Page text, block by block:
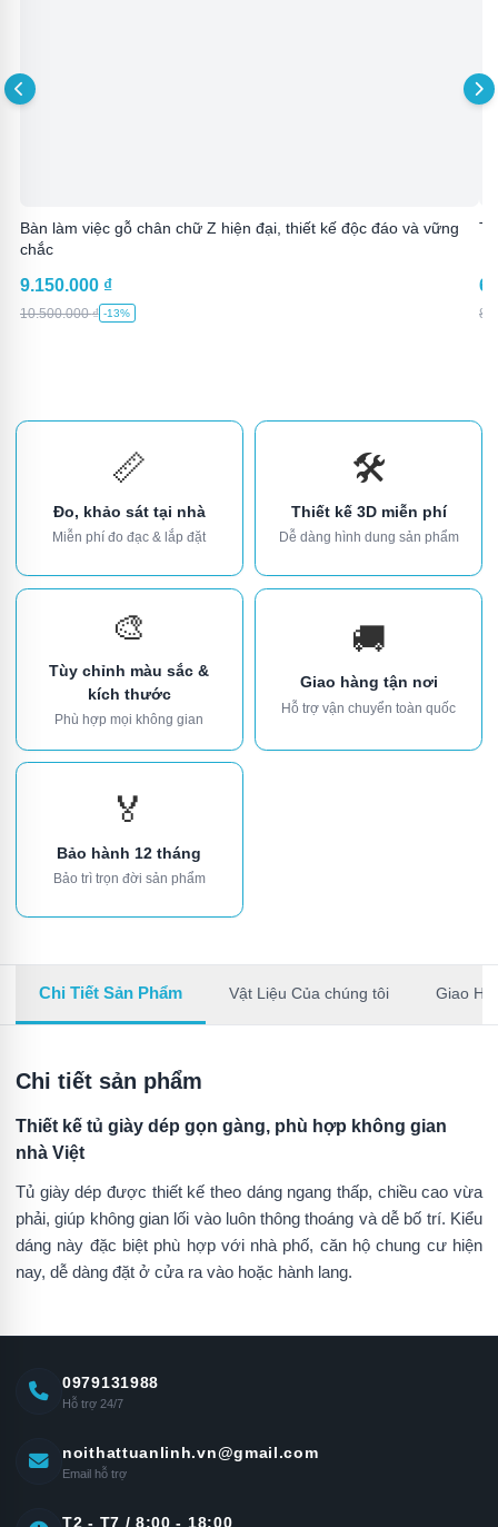
Bàn làm việc gỗ chân chữ Z hiện đại, thiết kế độc đáo và vững
chắc
9.150.000 ₫
10.500.000₫ -13%
📏
Đo, khảo sát tại nhà
Miễn phí đo đạc & lắp đặt
🛠️
Thiết kế 3D miễn phí
Dễ dàng hình dung sản phẩm
🎨
Tùy chỉnh màu sắc &
kích thước
Phù hợp mọi không gian
🚚
Giao hàng tận nơi
Hỗ trợ vận chuyển toàn quốc
🏅
Bảo hành 12 tháng
Bảo trì trọn đời sản phẩm
Chi Tiết Sản Phẩm Vật Liệu Của chúng tôi Giao
Chi tiết sản phẩm
Thiết kế tủ giày dép gọn gàng, phù hợp không gian
nhà Việt
Tủ giày dép được thiết kế theo dáng ngang thấp, chiều cao vừa
phải, giúp không gian lối vào luôn thông thoáng và dễ bố trí. Kiểu
dáng này đặc biệt phù hợp với nhà phố, căn hộ chung cư hiện
nay, dễ dàng đặt ở cửa ra vào hoặc hành lang.
0979131988
Hỗ trợ 24/7
noithattuanlinh.vn@gmail.com
Email hỗ trợ
T2 - T7 / 8:00 - 18:00